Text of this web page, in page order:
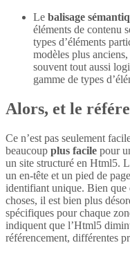
Le balisage
éléments de contenu
types d’éléments
modèles plus
souvent tout aussi
gamme de types
Alors, et le
Ce n’est pas seulement
beaucoup plus facile pour
un site structuré en Html5.
un en-tête et un pied de
identifiant unique. Bien que
choses, il est bien plus
spécifiques pour chaque
indiquent que l’Html5
référencement, différentes